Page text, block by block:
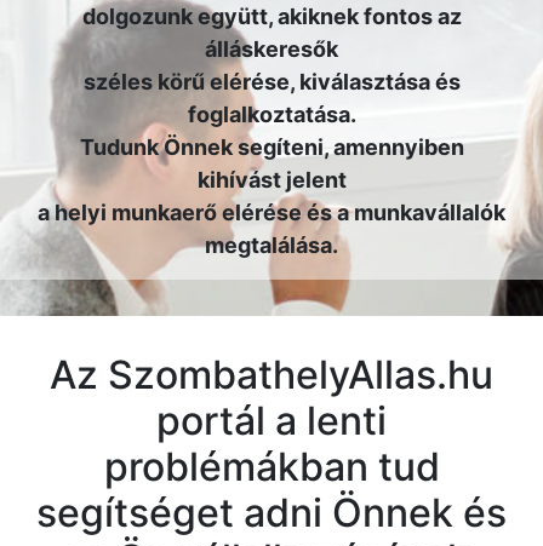
dolgozunk együtt, akiknek fontos az
álláskeresők
széles körű elérése, kiválasztása és
foglalkoztatása.
Tudunk Önnek segíteni, amennyiben
kihívást jelent
a helyi munkaerő elérése és a munkavállalók
megtalálása.
Az SzombathelyAllas.hu
portál a lenti
problémákban tud
segítséget adni Önnek és